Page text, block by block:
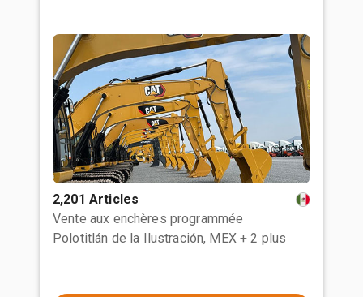
2,201 Articles
Vente aux enchères programmée
Polotitlán de la Ilustración, MEX + 2 plus